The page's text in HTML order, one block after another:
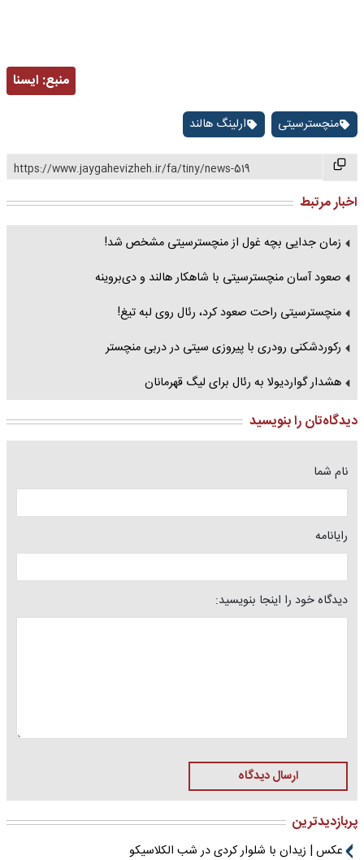
منبع: ايسنا
منچسترسیتی ارلینگ‌ هالند
https://www.jaygahevizheh.ir/fa/tiny/news-519
اخبار مرتبط
زمان جدایی بچه غول از منچسترسیتی مشخص شد!‏
صعود آسان منچسترسیتی با شاهکار هالند و دی‌بروینه
منچسترسیتی راحت صعود کرد، رئال روی لبه تیغ!
رکوردشکنی رودری با پیروزی سیتی در دربی منچستر
هشدار گواردیولا به رئال برای لیگ قهرمانان
دیدگاه‌تان را بنویسید
نام شما
رایانامه
دیدگاه خود را اینجا بنویسید:
ارسال دیدگاه
پربازدیدترین
عکس | زیدان با شلوار کردی در شب الکلاسیکو